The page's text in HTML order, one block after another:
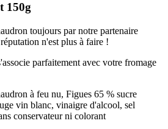
150g
toujours par notre partenaire
n'est plus à faire !
parfaitement avec votre fromage
à feu nu, Figues 65 % sucre
vin blanc, vinaigre d'alcool, sel
conservateur ni colorant